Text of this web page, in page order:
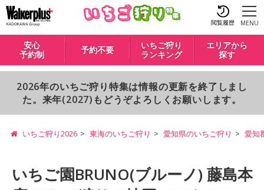
閲覧履歴 MENU
安心
予約制
予約不要
いちご狩り
ランキング
エリアから
探す
2026年のいちご狩り特集は情報の更新を終了しまし
た。来年(2027)もどうぞよろしくお願いします。
いちご狩り2026 東海のいちご狩り 愛知県のいちご狩り 愛知
いちご園BRUNO(ブルーノ) 藤島本